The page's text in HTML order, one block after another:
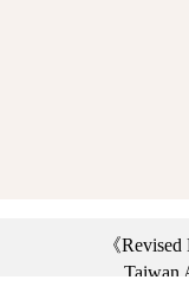
《
Taiwan